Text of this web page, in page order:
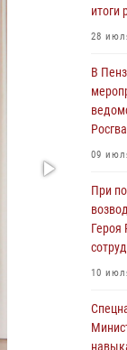
В
В
центр
В
04
итоги
28
В
09
При
Героя
10